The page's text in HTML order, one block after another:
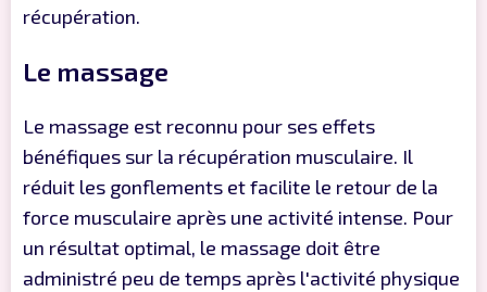
récupération.
Le massage
Le massage est reconnu pour ses effets
bénéfiques sur la récupération musculaire. Il
réduit les gonflements et facilite le retour de la
force musculaire après une activité intense. Pour
un résultat optimal, le massage doit être
administré peu de temps après l'activité physique